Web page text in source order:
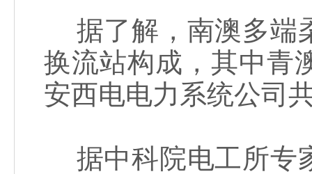
据了解，南澳多端
换流站构成，其中青
安西电电力系统公司
据中科院电工所专